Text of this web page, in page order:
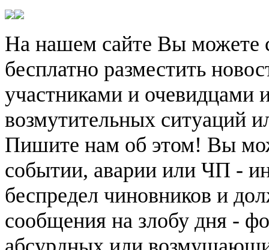
На нашем сайте Вы можете
бесплатно разместить
участниками и очевидцами
возмутительных ситуаций
Пишите нам об этом! Вы
событии, аварии или ЧП -
беспредел чиновников и
сообщения на злобу дня -